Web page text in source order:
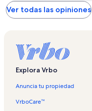
Ver todas las opiniones
Explora Vrbo
Anuncia tu propiedad
VrboCare™